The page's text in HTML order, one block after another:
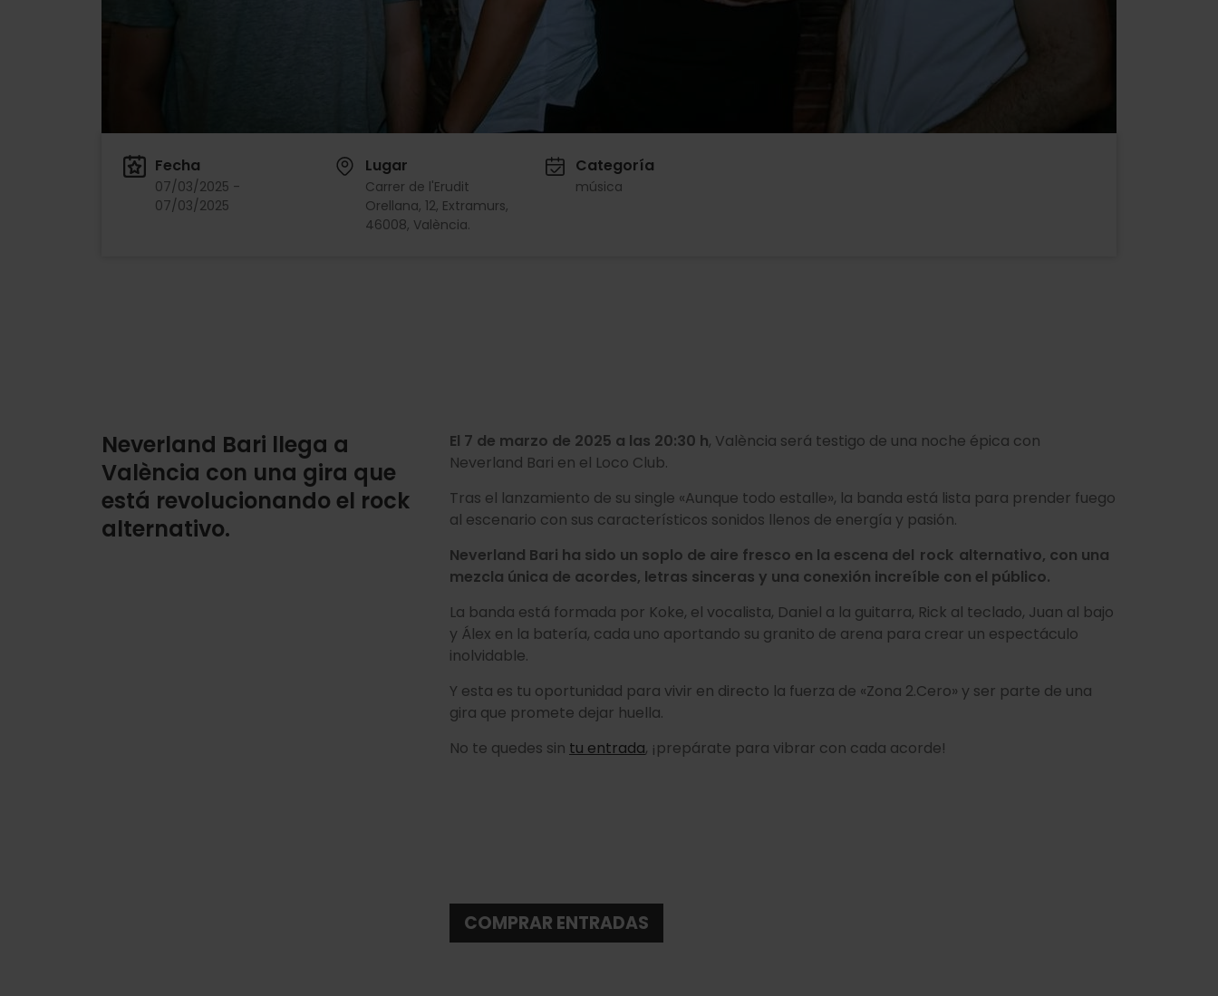
Fecha
07/03/2025 -
07/03/2025
Lugar
Carrer de l'Erudit
Orellana, 12, Extramurs,
46008, València.
Categoría
música
Neverland Bari llega a
València con una gira que
está revolucionando el rock
alternativo.
El 7 de marzo de 2025 a las 20:30 h, València será testigo de una noche épica con
Neverland Bari en el Loco Club.
Tras el lanzamiento de su single «Aunque todo estalle», la banda está lista para prender fuego
al escenario con sus característicos sonidos llenos de energía y pasión.
Neverland Bari ha sido un soplo de aire fresco en la escena del rock alternativo, con una
mezcla única de acordes, letras sinceras y una conexión increíble con el público.
La banda está formada por Koke, el vocalista, Daniel a la guitarra, Rick al teclado, Juan al bajo
y Álex en la batería, cada uno aportando su granito de arena para crear un espectáculo
inolvidable.
Y esta es tu oportunidad para vivir en directo la fuerza de «Zona 2.Cero» y ser parte de una
gira que promete dejar huella.
No te quedes sin tu entrada, ¡prepárate para vibrar con cada acorde!
COMPRAR ENTRADAS